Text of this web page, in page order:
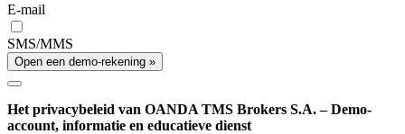
E-mail
SMS/MMS
Open een demo-rekening »
Het privacybeleid van OANDA TMS Brokers S.A. – Demo-
account, informatie en educatieve dienst